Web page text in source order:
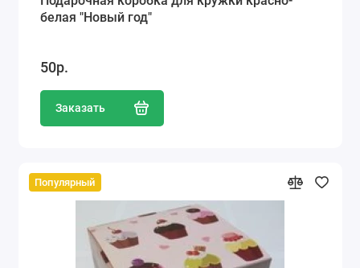
белая "Новый год"
50р.
Заказать
Популярный